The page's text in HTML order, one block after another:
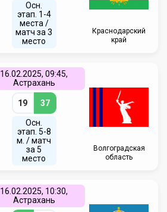
Осн.
этап. 1-4
места /
матч за 3
место
Краснодарский
край
16.02.2025, 09:45,
Астрахань
19 37
Осн.
этап. 5-8
м. / матч
за 5
место
Волгоградская
область
16.02.2025, 10:30,
Астрахань